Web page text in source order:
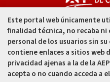
Capitulares, 1.
Córdoba -
957 49 99 00
957 47 80 50
Este portal web únicamente
finalidad técnica, no recaba
personal de los usuarios sin
contiene enlaces a sitios web
privacidad ajenas a la de la
acepta o no cuando acceda a